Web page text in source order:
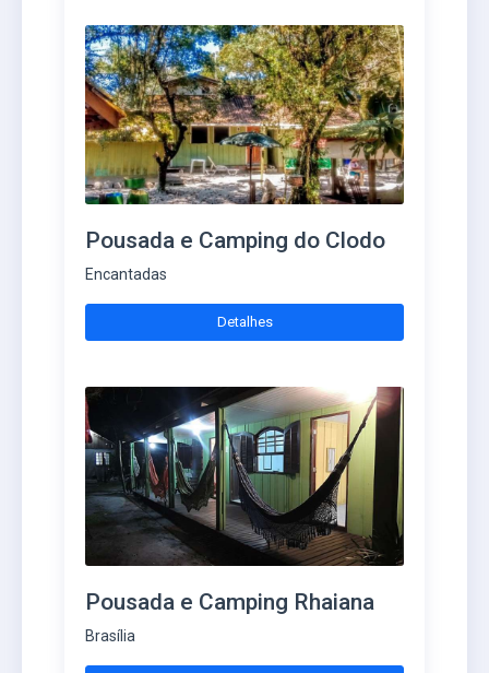
Pousada e Camping do Clodo
Encantadas
Detalhes
Pousada e Camping Rhaiana
Brasília